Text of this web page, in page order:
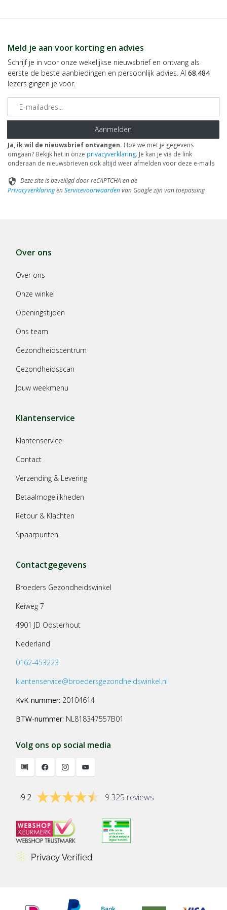
Meld je aan voor korting en advies
Schrijf je in voor onze wekelijkse nieuwsbrief en ontvang als
eerste de beste aanbiedingen en persoonlijk advies. Al 68.484
lezers gingen je voor.
E-mailadres
Aanmelden
Ja, ik wil de nieuwsbrief ontvangen. Hoe we met je gegevens
omgaan? Bekijk het in onze privacyverklaring. Je kan je via de link
onderaan de nieuwsbrieven ook altijd weer afmelden voor deze e-mails
security Deze site is beveiligd door reCAPTCHA en de
PrivacyverklaringenServicevoorwaardenvan Google zijn van toepassing
Over ons
Over ons
Onze winkel
Openingstijden
Ons team
Gezondheidscentrum
Gezondheidsscan
Jouw weekmenu
Klantenservice
Klantenservice
Contact
Verzending & Levering
Betaalmogelijkheden
Retour & Klachten
Spaarpunten
Contactgegevens
Broeders Gezondheidswinkel
Keiweg 7
4901 JD Oosterhout
Nederland
0162-453223
klantenservice@broedersgezondheidswinkel.nl
KvK-nummer: 20104614
BTW-nummer: NL818347557B01
Volg ons op social media
9.2 9.325 reviews